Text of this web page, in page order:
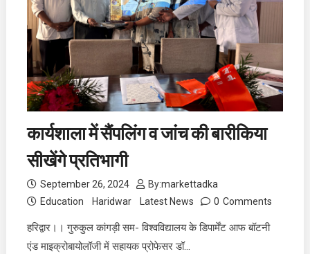
कार्यशाला में सैंपलिंग व जांच की बारीकिया
सीखेंगे प्रतिभागी
September 26, 2024 By:markettadka
Education
Haridwar Latest News 0 Comments
हरिद्वार।। गुरुकुल कांगड़ी सम- विश्वविद्यालय के डिपार्मेंट आफ बॉटनी
एंड माइक्रोबायोलॉजी में सहायक प्रोफेसर डॉ…